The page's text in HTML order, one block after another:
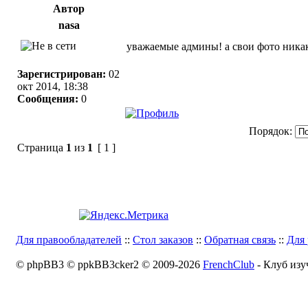
Автор
nasa
Зарегистрирован: 02
окт 2014, 18:38
Сообщения: 0
уважаемые админы! а свои фото никак
Порядок:
Страница 1 из 1 [ 1 ]
Для правообладателей :: Стол заказов :: Обратная связь :: Для
© phpBB3 © ppkBB3cker2 © 2009-2026 FrenchClub - Клуб